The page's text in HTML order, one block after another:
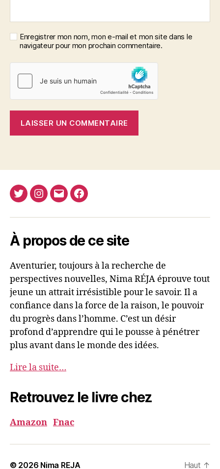
Enregistrer mon nom, mon e-mail et mon site dans le
navigateur pour mon prochain commentaire.
TwitterInstagram
E-
Facebook
À propos de ce site
Aventurier, toujours à la recherche de
perspectives nouvelles, Nima RÉJA éprouve tout
jeune un attrait irrésistible pour le savoir. Il a
confiance dans la force de la raison, le pouvoir
du progrès dans l’homme. C’est un désir
profond d’apprendre qui le pousse à pénétrer
plus avant dans le monde des idées.
Lire la suite…
Retrouvez le livre chez
Amazon Fnac
© 2026 Nima REJA Haut ↑